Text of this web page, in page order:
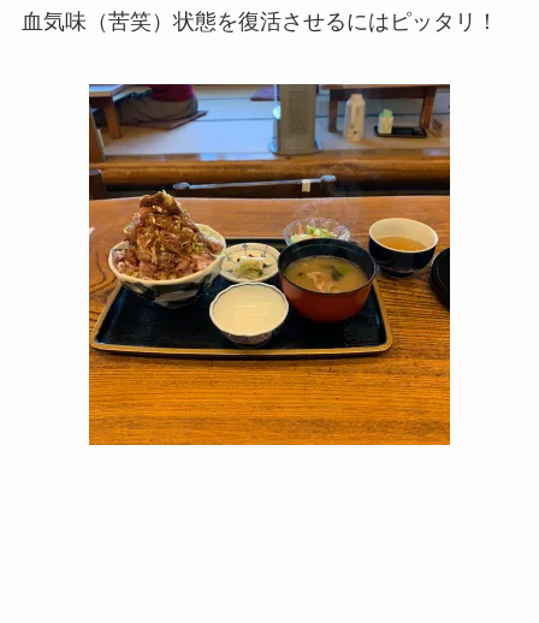
血気味（苦笑）状態を復活させるにはピッタリ！